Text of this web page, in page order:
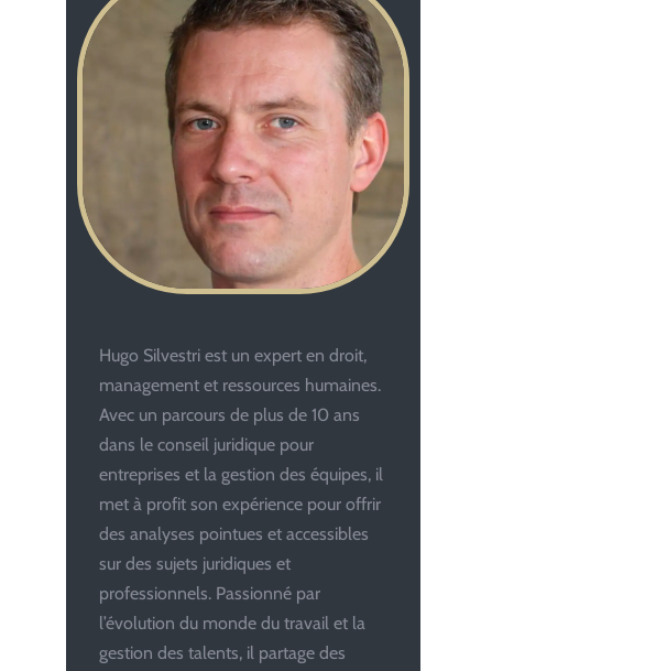
Hugo Silvestri est un expert en droit,
management et ressources humaines.
Avec un parcours de plus de 10 ans
dans le conseil juridique pour
entreprises et la gestion des équipes, il
met à profit son expérience pour offrir
des analyses pointues et accessibles
sur des sujets juridiques et
professionnels. Passionné par
l’évolution du monde du travail et la
gestion des talents, il partage des